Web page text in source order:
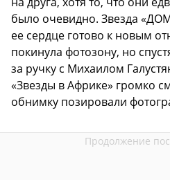
было очевидно. Звезда
ее сердце готово к новым
покинула фотозону, но
за ручку с Михаилом
«Звезды в Африке» громко
обнимку позировали